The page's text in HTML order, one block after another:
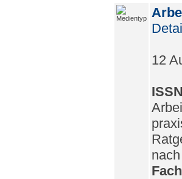
12